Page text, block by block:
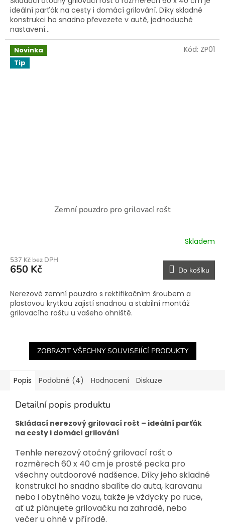
ideální parťák na cesty i domácí grilování. Díky skladné
konstrukci ho snadno převezete v autě, jednoduché
nastavení...
Novinka
Tip
Zemní pouzdro pro grilovací rošt
Skladem
537 Kč bez DPH
650 Kč Do košíku
Nerezové zemní pouzdro s rektifikačním šroubem a
plastovou krytkou zajistí snadnou a stabilní montáž
grilovacího roštu u vašeho ohniště.
Kód: ZP01
ZOBRAZIT VŠECHNY SOUVISEJÍCÍ PRODUKTY
Popis Podobné (4) Hodnocení Diskuze
Detailní popis produktu
Skládací nerezový grilovací rošt – ideální parťák
na cesty i domácí grilování
Tenhle nerezový otočný grilovací rošt o
rozměrech 60 x 40 cm je prostě pecka pro
všechny outdoorové nadšence. Díky jeho skladné
konstrukci ho snadno sbalíte do auta, karavanu
nebo i obytného vozu, takže je vždycky po ruce,
ať už plánujete grilovačku na zahradě, nebo
večer u ohně v přírodě.